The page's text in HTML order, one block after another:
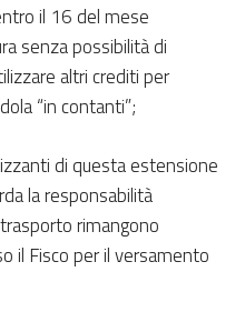
il 16 del mese
senza possibilità di
altri crediti per
“in contanti”;
di questa estensione
la responsabilità
rimangono
il Fisco per il versamento